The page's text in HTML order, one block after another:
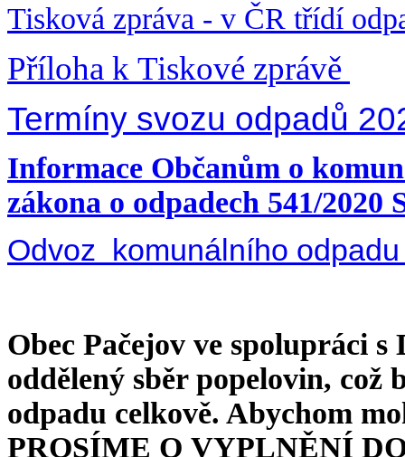
Tisková zpráva - v ČR třídí
Příloha k Tiskové zprávě
Termíny svozu odpadů
Informace Občanům o
zákona o odpadech 541/2020
Odvoz komunálního
Obec Pačejov ve spolupráci
oddělený sběr popelovin,
odpadu celkově. Abychom
PROSÍME O VYPLNĚNÍ